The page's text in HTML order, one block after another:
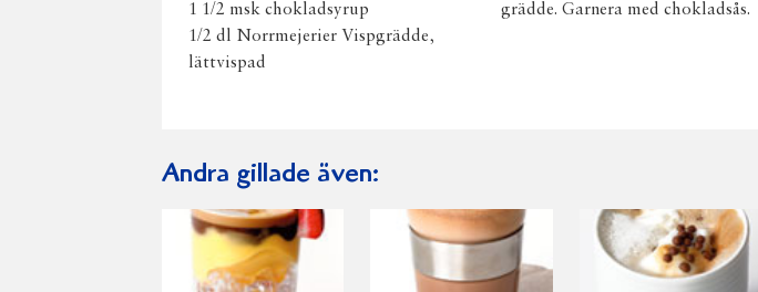
1 1/2 msk chokladsyrup
1/2 dl Norrmejerier Vispgrädde,
lättvispad
grädde. Garnera med chokladsås.
Andra gillade även: